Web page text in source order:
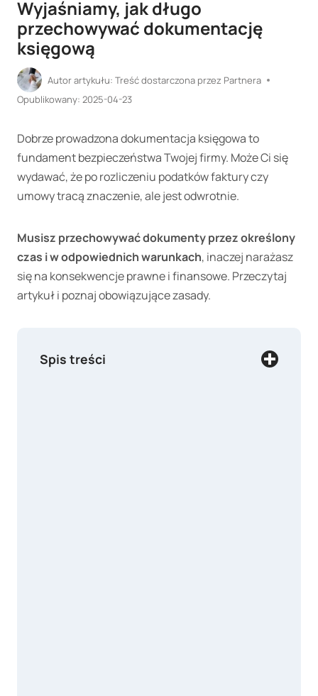
Wyjaśniamy, jak długo
przechowywać dokumentację
księgową
Autor artykułu: Treść dostarczona przez Partnera
Opublikowany: 2025-04-23
Dobrze prowadzona dokumentacja księgowa to
fundament bezpieczeństwa Twojej firmy. Może Ci się
wydawać, że po rozliczeniu podatków faktury czy
umowy tracą znaczenie, ale jest odwrotnie.
Musisz przechowywać dokumenty przez określony
czas i w odpowiednich warunkach, inaczej narażasz
się na konsekwencje prawne i finansowe. Przeczytaj
artykuł i poznaj obowiązujące zasady.
Spis treści